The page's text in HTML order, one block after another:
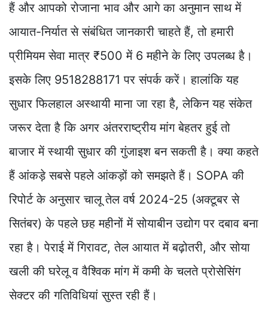
हैं और आपको रोजाना भाव और आगे का अनुमान साथ में
आयात-निर्यात से संबंधित जानकारी चाहते हैं, तो हमारी
प्रीमियम सेवा मात्र ₹500 में 6 महीने के लिए उपलब्ध है।
इसके लिए 9518288171 पर संपर्क करें। हालांकि यह
सुधार फिलहाल अस्थायी माना जा रहा है, लेकिन यह संकेत
जरूर देता है कि अगर अंतरराष्ट्रीय मांग बेहतर हुई तो
बाजार में स्थायी सुधार की गुंजाइश बन सकती है। क्या कहते
हैं आंकड़े सबसे पहले आंकड़ों को समझते हैं। SOPA की
रिपोर्ट के अनुसार चालू तेल वर्ष 2024-25 (अक्टूबर से
सितंबर) के पहले छह महीनों में सोयाबीन उद्योग पर दबाव बना
रहा है। पेराई में गिरावट, तेल आयात में बढ़ोतरी, और सोया
खली की घरेलू व वैश्विक मांग में कमी के चलते प्रोसेसिंग
सेक्टर की गतिविधियां सुस्त रही हैं।